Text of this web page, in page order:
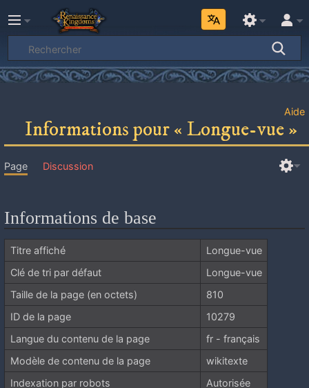
Aide
Informations pour « Longue-vue »
Page Discussion
Informations de base
Titre affiché
Longue-vue
Clé de tri par défaut
Longue-vue
Taille de la page (en octets)
810
ID de la page
10279
Langue du contenu de la page
fr - français
Modèle de contenu de la page
wikitexte
Indexation par robots
Autorisée